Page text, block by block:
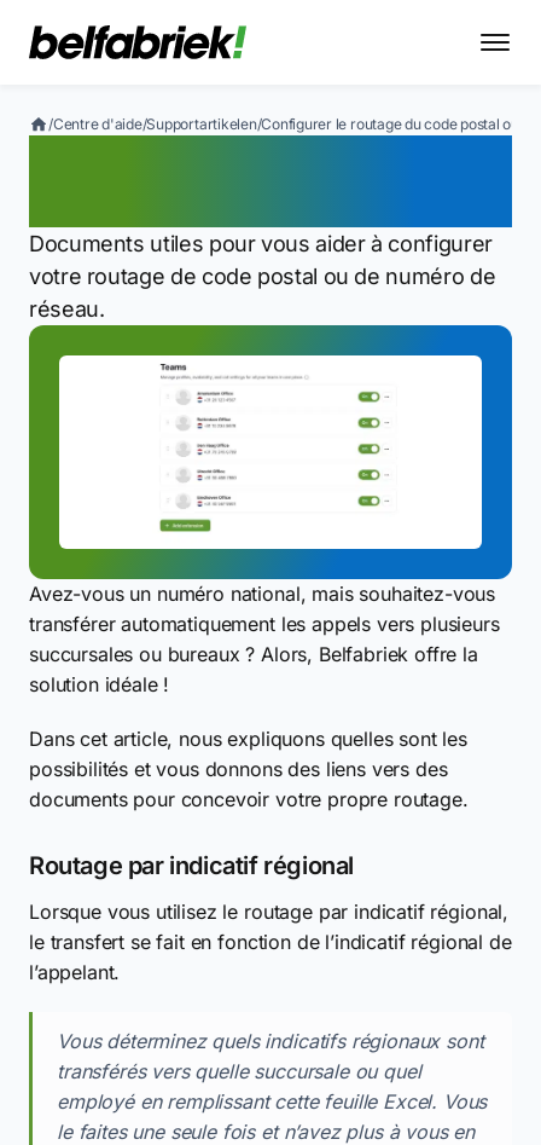
/Centre d'aide/Supportartikelen/Configurer le routage du code postal ou
Documents utiles pour vous aider à configurer
votre routage de code postal ou de numéro de
réseau.
Avez-vous un numéro national, mais souhaitez-vous
transférer automatiquement les appels vers plusieurs
succursales ou bureaux ? Alors, Belfabriek offre la
solution idéale !
Dans cet article, nous expliquons quelles sont les
possibilités et vous donnons des liens vers des
documents pour concevoir votre propre routage.
Routage par indicatif régional
Lorsque vous utilisez le routage par indicatif régional,
le transfert se fait en fonction de l’indicatif régional de
l’appelant.
Vous déterminez quels indicatifs régionaux sont
transférés vers quelle succursale ou quel
employé en remplissant cette feuille Excel. Vous
le faites une seule fois et n’avez plus à vous en